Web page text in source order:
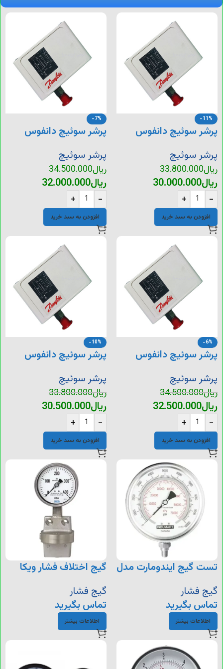
-11%
پرشر سوئیچ دانفوس
پرشر سوئیچ
ریال33.800.000
ریال30.000.000
-
+
افزودن به سبد خرید
-7%
پرشر سوئیچ دانفوس
پرشر سوئیچ
ریال34.500.000
ریال32.000.000
-
+
افزودن به سبد خرید
-6%
پرشر سوئیچ دانفوس
پرشر سوئیچ
ریال34.500.000
ریال32.500.000
-
+
افزودن به سبد خرید
-10%
پرشر سوئیچ دانفوس
پرشر سوئیچ
ریال33.800.000
ریال30.500.000
-
+
افزودن به سبد خرید
تست گیج ایندومارت مدل
گیج فشار
تماس بگیرید
اطلاعات بیشتر
گیج اختلاف فشار ویکا
گیج فشار
تماس بگیرید
اطلاعات بیشتر